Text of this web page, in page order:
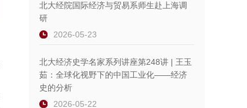
北大经院国际经济与贸易系师生赴上海调
研
2026-05-23
北大经济史学名家系列讲座第248讲 | 王玉
茹：全球化视野下的中国工业化——经济
史的分析
2026-05-22